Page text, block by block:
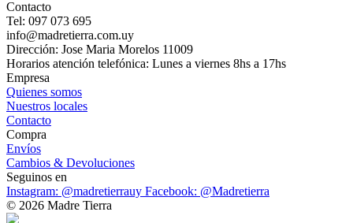
Contacto
Tel: 097 073 695
info@madretierra.com.uy
Dirección: Jose Maria Morelos 11009
Horarios atención telefónica: Lunes a viernes 8hs a 17hs
Empresa
Quienes somos
Nuestros locales
Contacto
Compra
Envíos
Cambios & Devoluciones
Seguinos en
Instagram: @madretierrauy Facebook: @Madretierra
© 2026 Madre Tierra